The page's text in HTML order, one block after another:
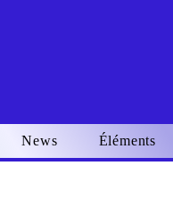
Se connecter
News Éléments